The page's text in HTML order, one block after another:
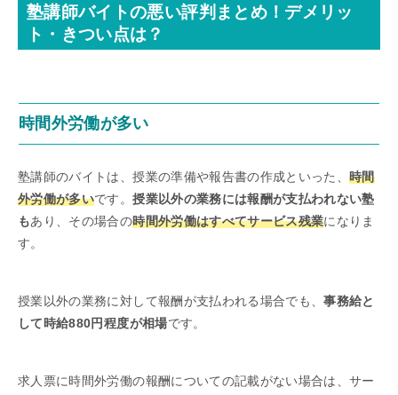
塾講師バイトの悪い評判まとめ！デメリッ
ト・きつい点は？
時間外労働が多い
塾講師のバイトは、授業の準備や報告書の作成といった、時間
外労働が多いです。授業以外の業務には報酬が支払われない塾
もあり、その場合の時間外労働はすべてサービス残業になりま
す。
授業以外の業務に対して報酬が支払われる場合でも、事務給と
して時給880円程度が相場です。
求人票に時間外労働の報酬についての記載がない場合は、サー